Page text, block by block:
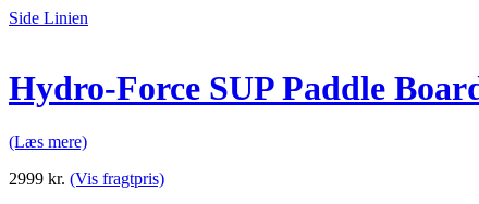
Side Linien
Hydro-Force SUP Paddle
(Læs mere)
2999 kr. (Vis fragtpris)